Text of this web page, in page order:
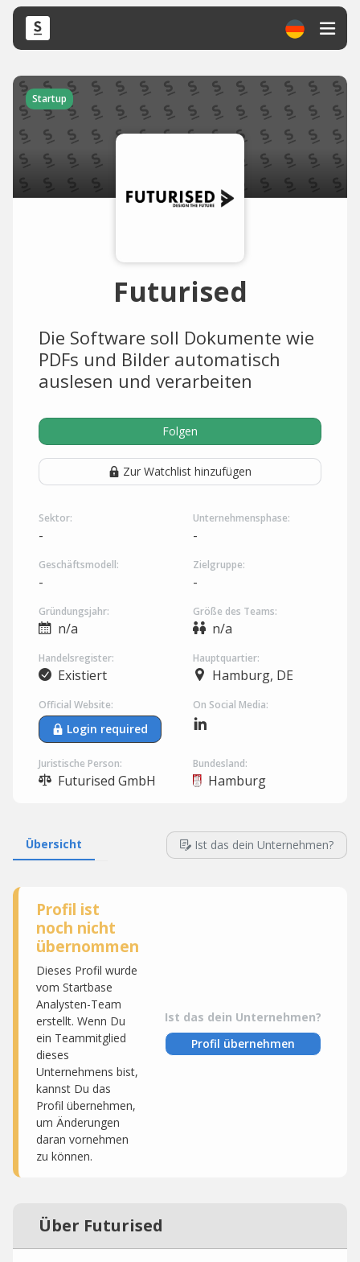
Startup
Futurised
Die Software soll Dokumente wie
PDFs und Bilder automatisch
auslesen und verarbeiten
Folgen
Zur Watchlist hinzufügen
Sektor:
-
Unternehmensphase:
-
Geschäftsmodell:
-
Zielgruppe:
-
Gründungsjahr:
n/a
Größe des Teams:
n/a
Handelsregister:
Existiert
Hauptquartier:
Hamburg, DE
Official Website:
Login required
On Social Media:
Juristische Person:
Futurised GmbH
Bundesland:
Hamburg
Übersicht Ist das dein Unternehmen?
Profil ist
noch nicht
übernommen
Dieses Profil wurde
vom Startbase
Analysten-Team
erstellt. Wenn Du
ein Teammitglied
dieses
Unternehmens bist,
kannst Du das
Profil übernehmen,
um Änderungen
daran vornehmen
zu können.
Ist das dein Unternehmen?
Profil übernehmen
Über Futurised